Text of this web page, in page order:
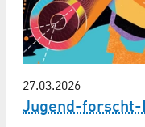
27.03.2026
Jugend-forscht-